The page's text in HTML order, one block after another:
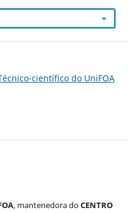
científico do UniFOA
, mantenedora doCENTRO